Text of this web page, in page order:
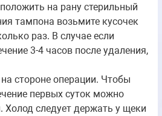
на рану стерильный
тампона возьмите кусочек
раз. В случае если
3-4 часов после удаления,
стороне операции. Чтобы
первых суток можно
следует держать у щеки